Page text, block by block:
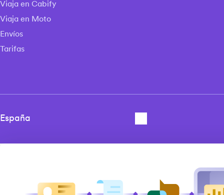
Viaja en Cabify
Viaja en Moto
Envíos
Tarifas